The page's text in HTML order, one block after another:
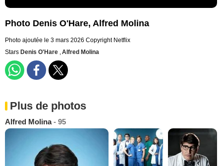
Photo Denis O'Hare, Alfred Molina
Photo ajoutée le 3 mars 2026 Copyright Netflix
Stars Denis O'Hare ,Alfred Molina
Plus de photos
Alfred Molina- 95